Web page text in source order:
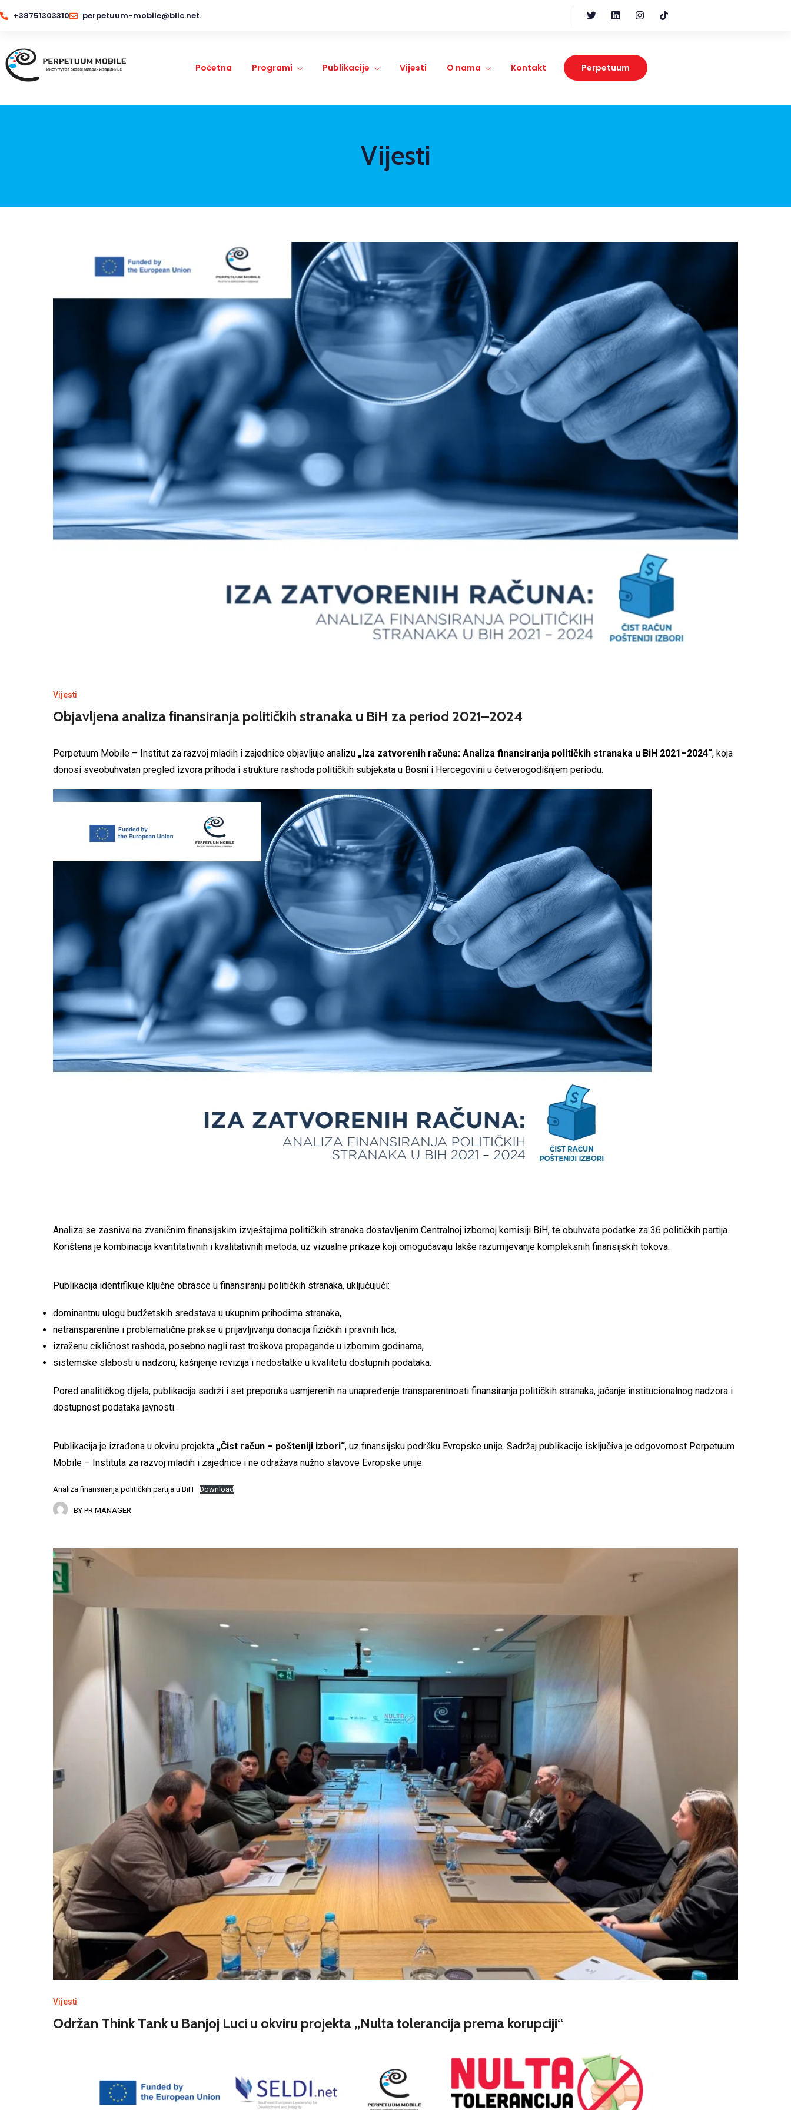
+38751303310 perpetuum-mobile@blic.net.
Početna Programi Publikacije Vijesti O nama Kontakt Perpetuum
Vijesti
Vijesti
Objavljena analiza finansiranja političkih stranaka u BiH za period 2021–2024
Perpetuum Mobile – Institut za razvoj mladih i zajednice objavljuje analizu „Iza zatvorenih računa: Analiza finansiranja političkih stranaka u BiH 2021–2024“, koja
donosi sveobuhvatan pregled izvora prihoda i strukture rashoda političkih subjekata u Bosni i Hercegovini u četverogodišnjem periodu.
Analiza se zasniva na zvaničnim finansijskim izvještajima političkih stranaka dostavljenim Centralnoj izbornoj komisiji BiH, te obuhvata podatke za 36 političkih partija.
Korištena je kombinacija kvantitativnih i kvalitativnih metoda, uz vizualne prikaze koji omogućavaju lakše razumijevanje kompleksnih finansijskih tokova.
Publikacija identifikuje ključne obrasce u finansiranju političkih stranaka, uključujući:
dominantnu ulogu budžetskih sredstava u ukupnim prihodima stranaka,
netransparentne i problematične prakse u prijavljivanju donacija fizičkih i pravnih lica,
izraženu cikličnost rashoda, posebno nagli rast troškova propagande u izbornim godinama,
sistemske slabosti u nadzoru, kašnjenje revizija i nedostatke u kvalitetu dostupnih podataka.
Pored analitičkog dijela, publikacija sadrži i set preporuka usmjerenih na unapređenje transparentnosti finansiranja političkih stranaka, jačanje institucionalnog nadzora i
dostupnost podataka javnosti.
Publikacija je izrađena u okviru projekta „Čist račun – pošteniji izbori“, uz finansijsku podršku Evropske unije. Sadržaj publikacije isključiva je odgovornost Perpetuum
Mobile – Instituta za razvoj mladih i zajednice i ne odražava nužno stavove Evropske unije.
Analiza finansiranja političkih partija u BiH Download
BY PR MANAGER
Vijesti
Održan Think Tank u Banjoj Luci u okviru projekta „Nulta tolerancija prema korupciji“